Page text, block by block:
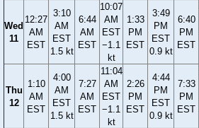
Wed
11
12:27
AM
EST
3:10
AM
EST
1.5 kt
6:44
AM
EST
10:07
AM
EST
−1.1
kt
1:33
PM
EST
3:49
PM
EST
0.9 kt
6:40
PM
EST
Thu
12
1:10
AM
EST
4:00
AM
EST
1.5 kt
7:27
AM
EST
11:04
AM
EST
−1.1
kt
2:26
PM
EST
4:44
PM
EST
0.9 kt
7:33
PM
EST